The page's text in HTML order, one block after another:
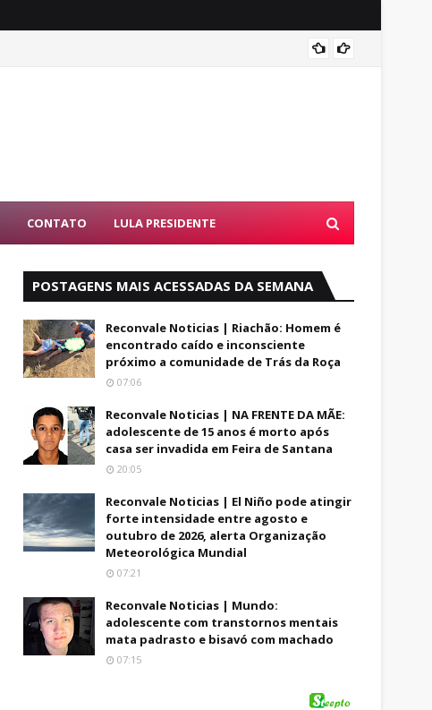
CONTATO LULA PRESIDENTE
POSTAGENS MAIS ACESSADAS DA SEMANA
Reconvale Noticias | Riachão: Homem é
encontrado caído e inconsciente
próximo a comunidade de Trás da Roça
07:06
Reconvale Noticias | NA FRENTE DA MÃE:
adolescente de 15 anos é morto após
casa ser invadida em Feira de Santana
20:05
Reconvale Noticias | El Niño pode atingir
forte intensidade entre agosto e
outubro de 2026, alerta Organização
Meteorológica Mundial
07:21
Reconvale Noticias | Mundo:
adolescente com transtornos mentais
mata padrasto e bisavó com machado
07:15